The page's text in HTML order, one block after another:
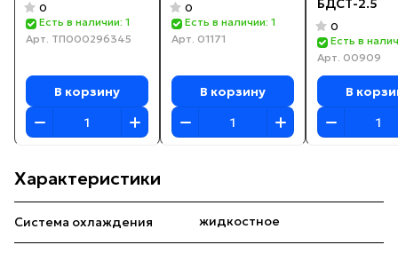
0
Есть в наличии: 1
Арт. ТП000296345
В корзину
0
Есть в наличии: 1
Арт. 01171
В корзину
БДСТ-2.5
0
Есть в
Арт. 00909
В
Характеристики
Система охлаждения жидкостное